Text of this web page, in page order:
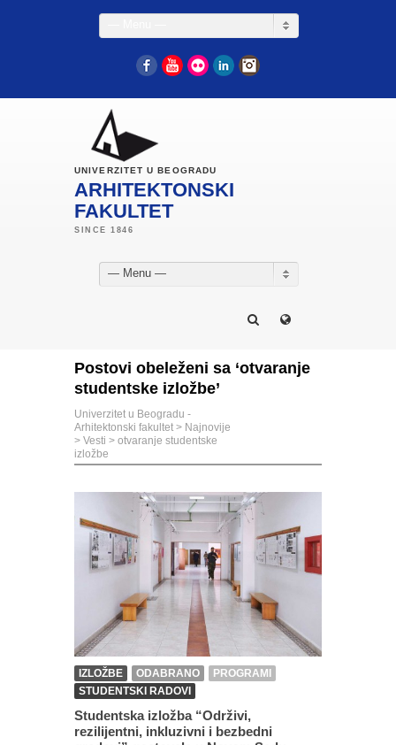
FacebookYouTube
Flickr LinkedIn
UNIVERZITET U BEOGRADU
ARHITEKTONSKI
FAKULTET
— Menu —
Postovi obeleženi sa ‘otvaranje
studentske izložbe’
Univerzitet u Beogradu -
Arhitektonski fakultet > Najnovije
> Vesti > otvaranje studentske
izložbe
IZLOŽBE ODABRANO
PROGRAMI
STUDENTSKI RADOVI
Studentska izložba “Održivi,
rezilijentni, inkluzivni i bezbedni